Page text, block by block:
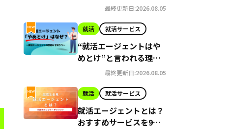
最終更新日:2026.08.05
就活 就活サービス
“就活エージェントはや
めとけ”と言われる理
由！活用方法も紹介
最終更新日:2026.08.05
就活 就活サービス
就活エージェントとは？
おすすめサービスを9つ